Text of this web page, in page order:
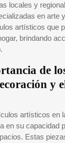
locales y
en arte
artísticos que
brindando
de
y
artísticos en
en su capacidad
Estas